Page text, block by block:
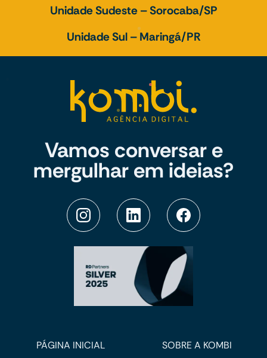
Unidade Sudeste – Sorocaba/SP
Unidade Sul – Maringá/PR
Vamos conversar e
mergulhar em ideias?
PÁGINA INICIAL SOBRE A KOMBI